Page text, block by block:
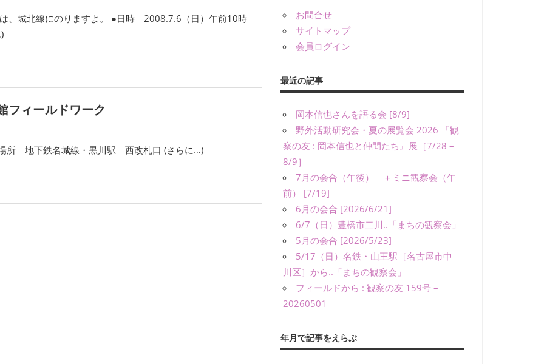
、城北線にのりますよ。 ●日時 2008.7.6（日）午前10時
フィールドワーク
地下鉄名城線・黒川駅 西改札口 (さらに…)
お問合せ
サイトマップ
会員ログイン
最近の記事
岡本信也さんを語る会 [8/9]
野外活動研究会・夏の展覧会 2026 『観
察の友 : 岡本信也と仲間たち』展［7/28 –
8/9］
7月の会合（午後） ＋ミニ観察会（午
前） [7/19]
6月の会合 [2026/6/21]
6/7（日）豊橋市二川..「まちの観察会」
5月の会合 [2026/5/23]
5/17（日）名鉄・山王駅［名古屋市中
川区］から..「まちの観察会」
フィールドから : 観察の友 159号 –
20260501
年月で記事をえらぶ